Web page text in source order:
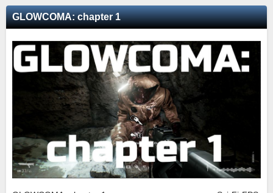
GLOWCOMA: chapter 1